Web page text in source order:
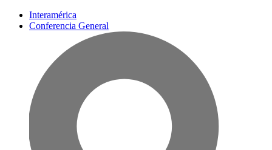
Interamérica
Conferencia General